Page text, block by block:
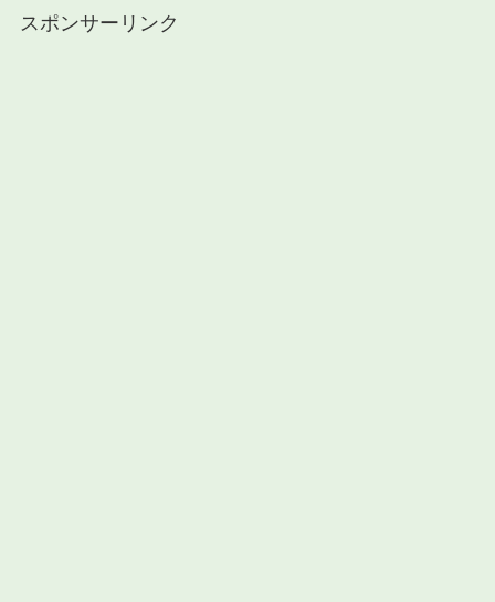
スポンサーリンク